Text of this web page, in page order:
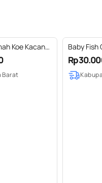
Koe Kacang
80gr
Barat
Baby Fish
Fish Ikan
Crispy